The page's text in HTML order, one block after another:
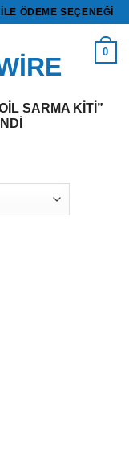
ÖDEME SEÇENEĞI
0
SARMA KITI”